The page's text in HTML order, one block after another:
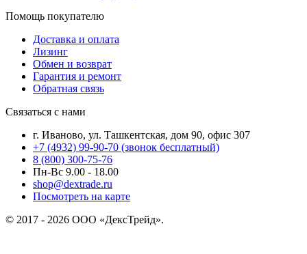
Помощь покупателю
Доставка и оплата
Лизинг
Обмен и возврат
Гарантия и ремонт
Обратная связь
Связаться с нами
г. Иваново, ул. Ташкентская, дом 90, офис 307
+7 (4932) 99-90-70 (звонок бесплатный)
8 (800) 300-75-76
Пн-Вс 9.00 - 18.00
shop@dextrade.ru
Посмотреть на карте
© 2017 - 2026 ООО «ДексТрейд».